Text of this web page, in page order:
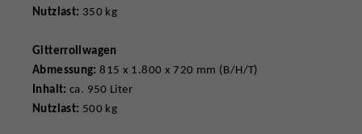
Nutzlast: 350 kg
Gitterrollwagen
Abmessung: 815 x 1.800 x 720 mm (B/H/T)
Inhalt: ca. 950 Liter
Nutzlast: 500 kg